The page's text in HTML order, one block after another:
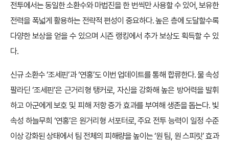
전투에서는 동일한 소환수와 마법진을 한 번씩만 사용할 수 있어, 보유한
전력을 폭넓게 활용하는 전략적 편성이 중요하다. 높은 층에 도달할수록
다양한 보상을 얻을 수 있으며 시즌 랭킹에서 추가 보상도 획득할 수 있
다.
신규 소환수 ‘조세핀’과 ‘연홍’도 이번 업데이트를 통해 합류한다. 물 속성
팔라딘 ‘조세핀’은 근거리형 탱커로, 자신을 강화해 높은 방어력을 발휘
하고 아군에게 보호 및 피해 저항 증가 효과를 부여해 생존을 돕는다. 빛
속성 하늘무희 ‘연홍’은 원거리형 서포터로, 주요 전투 능력이 일정 수준
이상 강화된 상태에서 팀 전체의 피해량을 높이는 ‘원 팀, 원 스피릿’ 효과